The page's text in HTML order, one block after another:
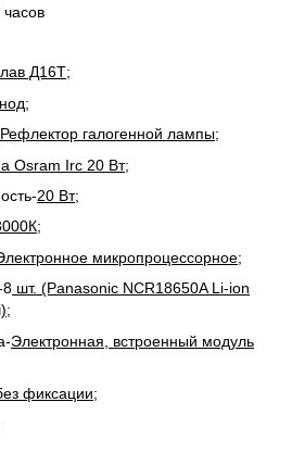
Д16Т;
;
Рефлектор галогенной лампы;
Osram Irc 20 Вт;
20 Вт;
;
микропроцессорное;
8 шт. (Panasonic NCR18650A Li-ion
;
Электронная, встроенный модуль
фиксации;